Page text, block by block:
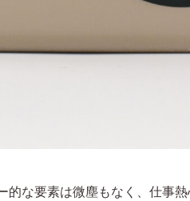
的な要素は微塵もなく、仕事